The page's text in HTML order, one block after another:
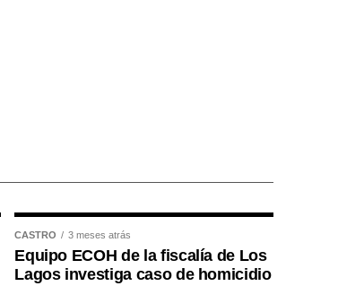
CASTRO 3 meses atrás
Equipo ECOH de la fiscalía de Los
Lagos investiga caso de homicidio